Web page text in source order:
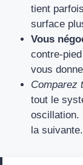
tient
surface
Vous
contre-
vous
Comparez
tout le
oscillation.
la suivante.